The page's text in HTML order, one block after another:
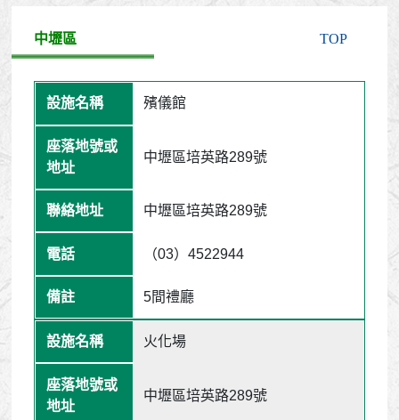
中壢區 TOP
殯儀館
中壢區培英路289號
中壢區培英路289號
（03）4522944
5間禮廳
火化場
中壢區培英路289號